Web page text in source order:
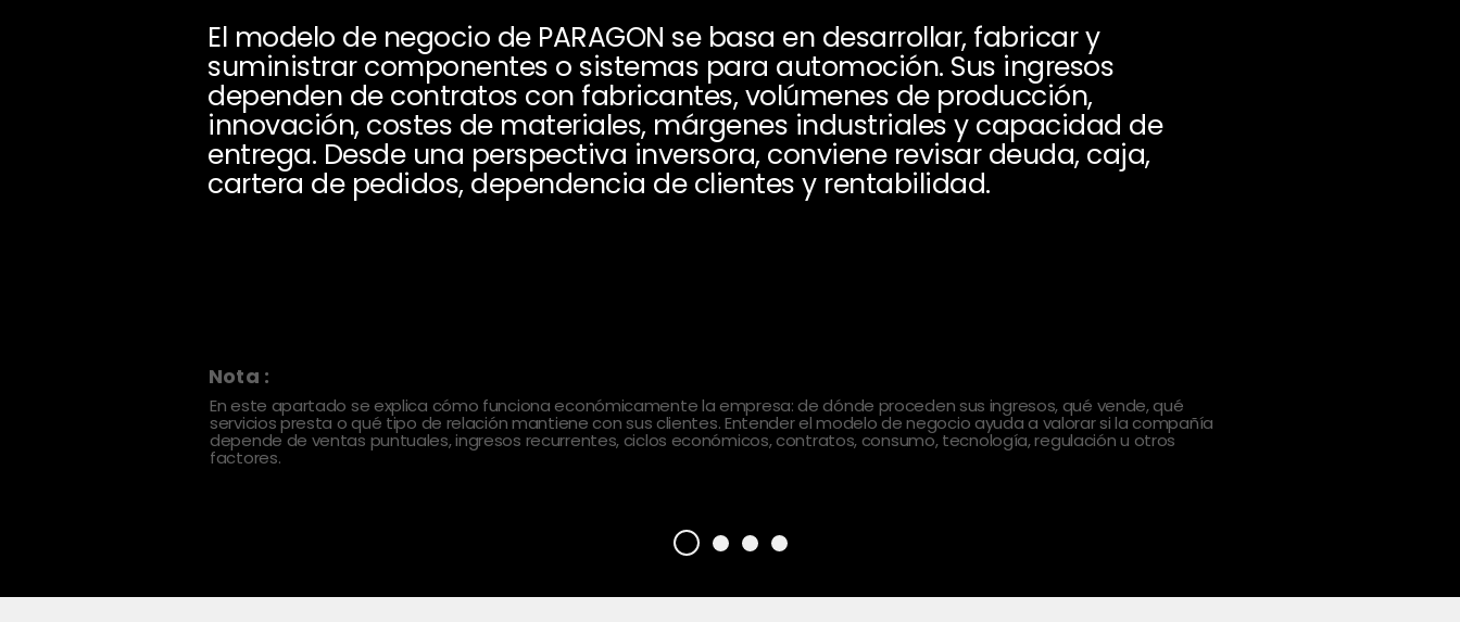
El modelo de negocio de PARAGON se basa en desarrollar, fabricar y
suministrar componentes o sistemas para automoción. Sus ingresos
dependen de contratos con fabricantes, volúmenes de producción,
innovación, costes de materiales, márgenes industriales y capacidad de
entrega. Desde una perspectiva inversora, conviene revisar deuda, caja,
cartera de pedidos, dependencia de clientes y rentabilidad.
Nota :
En este apartado se explica cómo funciona económicamente la empresa: de dónde proceden sus ingresos, qué vende, qué
servicios presta o qué tipo de relación mantiene con sus clientes. Entender el modelo de negocio ayuda a valorar si la compañía
depende de ventas puntuales, ingresos recurrentes, ciclos económicos, contratos, consumo, tecnología, regulación u otros
factores.